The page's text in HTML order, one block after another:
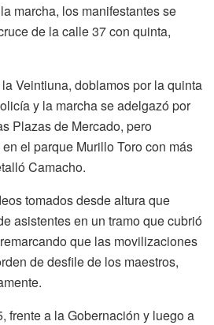
marcha, los manifestantes se
de la calle 37 con quinta,
Veintiuna, doblamos por la quinta
y la marcha se adelgazó por
Plazas de Mercado, pero
el parque Murillo Toro con más
Camacho.
tomados desde altura que
asistentes en un tramo que cubrió
que las movilizaciones
de desfile de los maestros,
frente a la Gobernación y luego a